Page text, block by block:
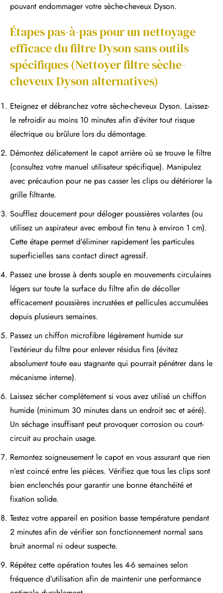
pouvant endommager votre sèche-cheveux Dyson.
Étapes pas-à-pas pour un nettoyage
efficace du filtre Dyson sans outils
spécifiques (Nettoyer filtre sèche-
cheveux Dyson alternatives)
Eteignez et débranchez votre sèche-cheveux Dyson. Laissez-
le refroidir au moins 10 minutes afin d’éviter tout risque
électrique ou brûlure lors du démontage.
Démontez délicatement le capot arrière où se trouve le filtre
(consultez votre manuel utilisateur spécifique). Manipulez
avec précaution pour ne pas casser les clips ou détériorer la
grille filtrante.
Soufflez doucement pour déloger poussières volantes (ou
utilisez un aspirateur avec embout fin tenu à environ 1 cm).
Cette étape permet d’éliminer rapidement les particules
superficielles sans contact direct agressif.
Passez une brosse à dents souple en mouvements circulaires
légers sur toute la surface du filtre afin de décoller
efficacement poussières incrustées et pellicules accumulées
depuis plusieurs semaines.
Passez un chiffon microfibre légèrement humide sur
l’extérieur du filtre pour enlever résidus fins (évitez
absolument toute eau stagnante qui pourrait pénétrer dans le
mécanisme interne).
Laissez sécher complètement si vous avez utilisé un chiffon
humide (minimum 30 minutes dans un endroit sec et aéré).
Un séchage insuffisant peut provoquer corrosion ou court-
circuit au prochain usage.
Remontez soigneusement le capot en vous assurant que rien
n’est coincé entre les pièces. Vérifiez que tous les clips sont
bien enclenchés pour garantir une bonne étanchéité et
fixation solide.
Testez votre appareil en position basse température pendant
2 minutes afin de vérifier son fonctionnement normal sans
bruit anormal ni odeur suspecte.
Répétez cette opération toutes les 4-6 semaines selon
fréquence d’utilisation afin de maintenir une performance